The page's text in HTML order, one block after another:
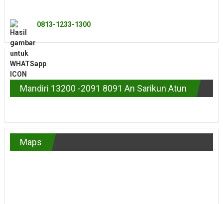
0813-1233-1300
Mandiri 13200 -2091 8091 An Sarikun Atun
Maps